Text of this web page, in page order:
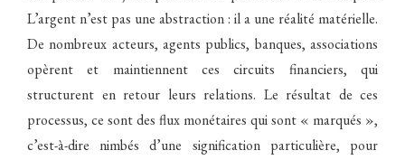
L’argent n’est pas une abstraction : il a une réalité matérielle.
De nombreux acteurs, agents publics, banques, associations
opèrent et maintiennent ces circuits financiers, qui
structurent en retour leurs relations. Le résultat de ces
processus, ce sont des flux monétaires qui sont « marqués »,
c’est-à-dire nimbés d’une signification particulière, pour